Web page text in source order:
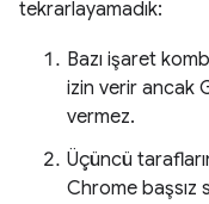
tekrarlayamadık:
Bazı işaret
izin verir ancak
vermez.
Üçüncü
Chrome başsız